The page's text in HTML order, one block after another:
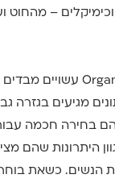
– מהחוט
עשויים
מגיעים בגזרה
בחירה חכמה עבור
היתרונות שהם
הנשים. כשאת